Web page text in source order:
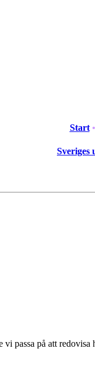
Start •
Sveriges
passa på att